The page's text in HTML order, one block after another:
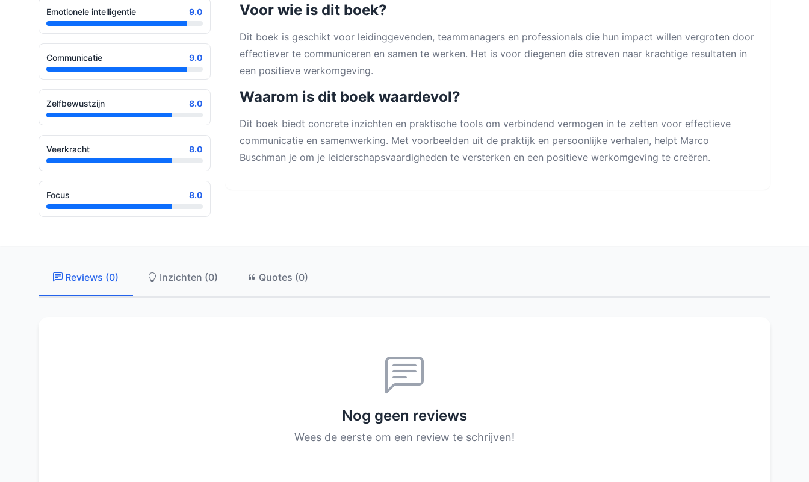
Emotionele intelligentie 9.0
Communicatie 9.0
Zelfbewustzijn 8.0
Veerkracht 8.0
Focus 8.0
Voor wie is dit boek?
Dit boek is geschikt voor leidinggevenden, teammanagers en professionals die hun impact willen vergroten door
effectiever te communiceren en samen te werken. Het is voor diegenen die streven naar krachtige resultaten in
een positieve werkomgeving.
Waarom is dit boek waardevol?
Dit boek biedt concrete inzichten en praktische tools om verbindend vermogen in te zetten voor effectieve
communicatie en samenwerking. Met voorbeelden uit de praktijk en persoonlijke verhalen, helpt Marco
Buschman je om je leiderschapsvaardigheden te versterken en een positieve werkomgeving te creëren.
Reviews (0) Inzichten (0) Quotes (0)
Nog geen reviews
Wees de eerste om een review te schrijven!